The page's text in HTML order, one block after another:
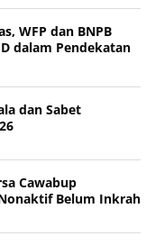
WFP dan BNPB
dalam Pendekatan
dan Sabet
Cawabup
Belum Inkrah